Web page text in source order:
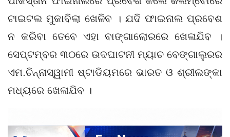
ଟାଇଟଲ ମୁକାବିଲା ଖେଳିବ । ଯଦି ଫାଇନାଲ ପ୍ରବେଶ
ନ କରିବା ତେବେ ଏହା ବାଙ୍ଗାଲୋରରେ ଖେଳାଯିବ ।
ସେପ୍ଟମ୍ବର ୩୦ରେ ଉଦଘାଟନୀ ମ୍ୟାଚ ବେଙ୍ଗାଲୁରର
ଏମ.ଚିନ୍ନାସ୍ୱାମୀ ଷ୍ଟାଡିୟମରେ ଭାରତ ଓ ଶ୍ରୀଲଙ୍କା
ମଧ୍ୟରେ ଖେଳାଯିବ ।